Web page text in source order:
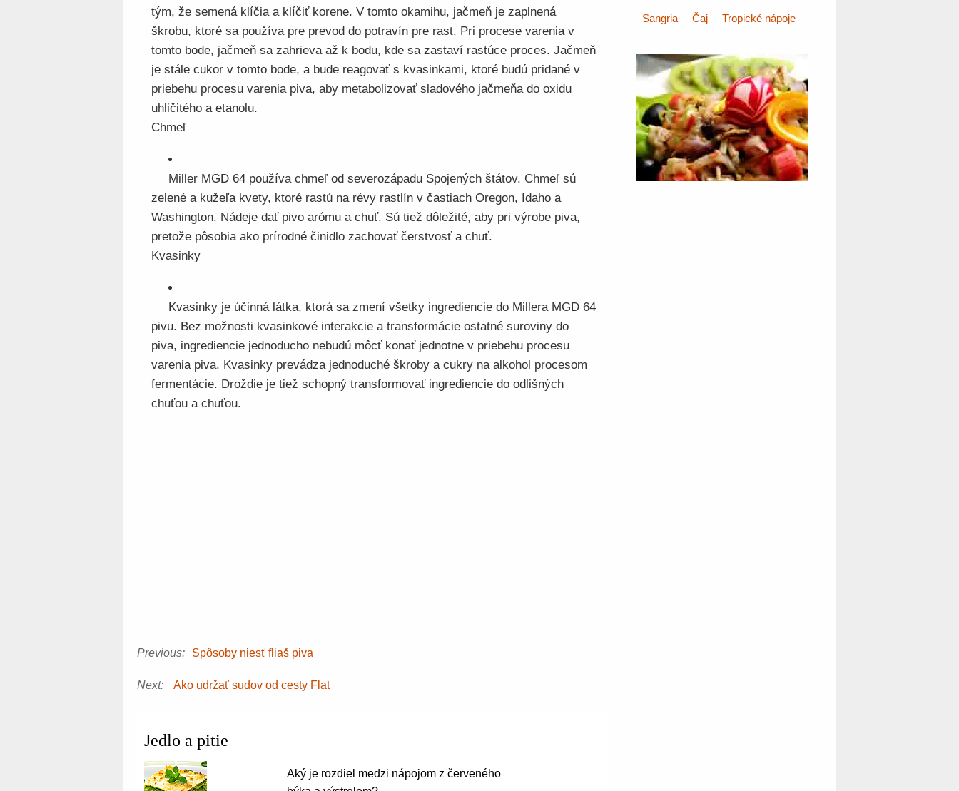
tým, že semená klíčia a klíčiť korene. V tomto okamihu, jačmeň je zaplnená
škrobu, ktoré sa používa pre prevod do potravín pre rast. Pri procese varenia v
tomto bode, jačmeň sa zahrieva až k bodu, kde sa zastaví rastúce proces. Jačmeň
je stále cukor v tomto bode, a bude reagovať s kvasinkami, ktoré budú pridané v
priebehu procesu varenia piva, aby metabolizovať sladového jačmeňa do oxidu
uhličitého a etanolu.
Chmeľ
Miller MGD 64 používa chmeľ od severozápadu Spojených štátov. Chmeľ sú
zelené a kužeľa kvety, ktoré rastú na révy rastlín v častiach Oregon, Idaho a
Washington. Nádeje dať pivo arómu a chuť. Sú tiež dôležité, aby pri výrobe piva,
pretože pôsobia ako prírodné činidlo zachovať čerstvosť a chuť.
Kvasinky
Kvasinky je účinná látka, ktorá sa zmení všetky ingrediencie do Millera MGD 64
pivu. Bez možnosti kvasinkové interakcie a transformácie ostatné suroviny do
piva, ingrediencie jednoducho nebudú môcť konať jednotne v priebehu procesu
varenia piva. Kvasinky prevádza jednoduché škroby a cukry na alkohol procesom
fermentácie. Droždie je tiež schopný transformovať ingrediencie do odlišných
chuťou a chuťou.
Previous: Spôsoby niesť fliaš piva
Next: Ako udržať sudov od cesty Flat
Jedlo a pitie
Aký je rozdiel medzi nápojom z červeného
Sangria Čaj Tropické nápoje